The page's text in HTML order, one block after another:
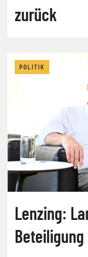
zurück
POLITIK
Lenzing:
Beteiligung